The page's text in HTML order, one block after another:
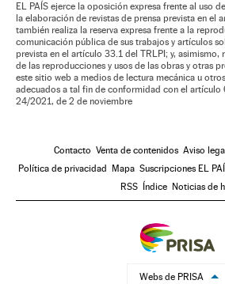
EL PAÍS ejerce la oposición expresa frente al uso
la elaboración de revistas de prensa prevista en el
también realiza la reserva expresa frente a la
comunicación pública de sus trabajos y artículos
prevista en el artículo 33.1 del TRLPI; y, asimismo,
de las reproducciones y usos de las obras y otras
este sitio web a medios de lectura mecánica u
adecuados a tal fin de conformidad con el artículo
24/2021, de 2 de noviembre
Contacto Venta de contenidos Aviso legal
Política de privacidad
Mapa Suscripciones EL
RSS
Índice Noticias de
Webs de PRISA